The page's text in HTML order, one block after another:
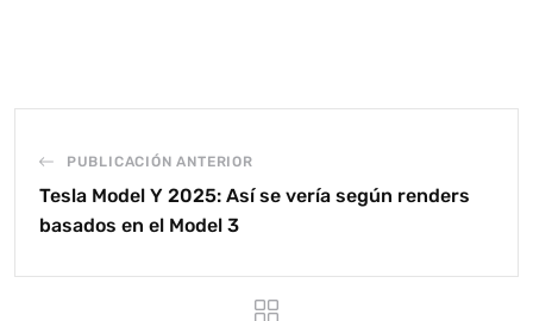
PUBLICACIÓN ANTERIOR
Tesla Model Y 2025: Así se vería según renders
basados en el Model 3